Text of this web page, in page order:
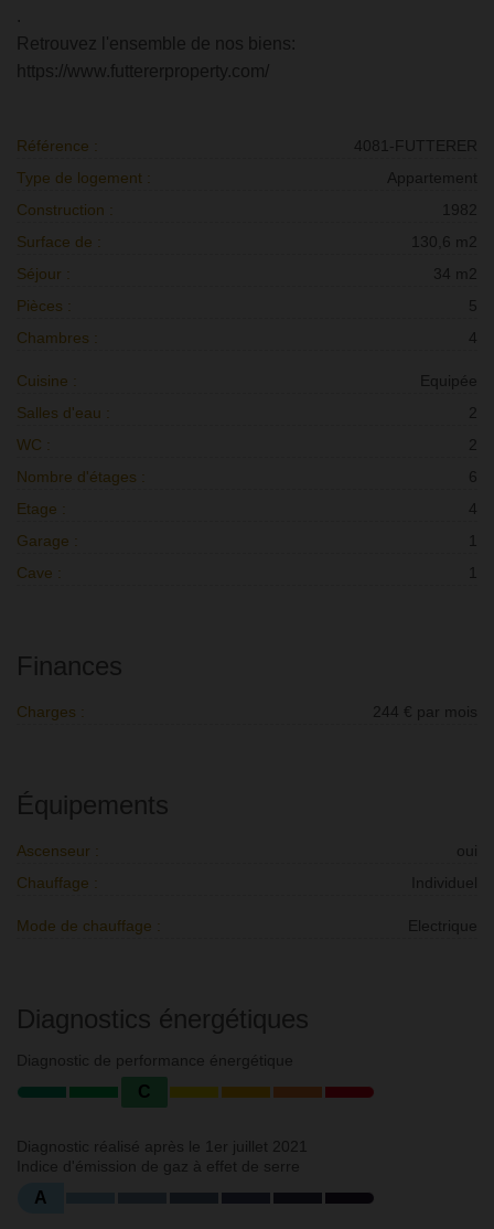
.
Retrouvez l'ensemble de nos biens:
https://www.futtererproperty.com/
Référence :
4081-FUTTERER
Type de logement :
Appartement
Construction :
1982
Surface de :
130,6 m2
Séjour :
34 m2
Pièces :
5
Chambres :
4
Cuisine :
Equipée
Salles d'eau :
2
WC :
2
Nombre d'étages :
6
Etage :
4
Garage :
Cave :
Finances
Charges : 244 € par mois
Équipements
Ascenseur :
oui
Chauffage :
Individuel
Mode de chauffage : Electrique
Diagnostics énergétiques
Diagnostic de performance énergétique
C
Diagnostic réalisé après le 1er juillet 2021
Indice d'émission de gaz à effet de serre
A